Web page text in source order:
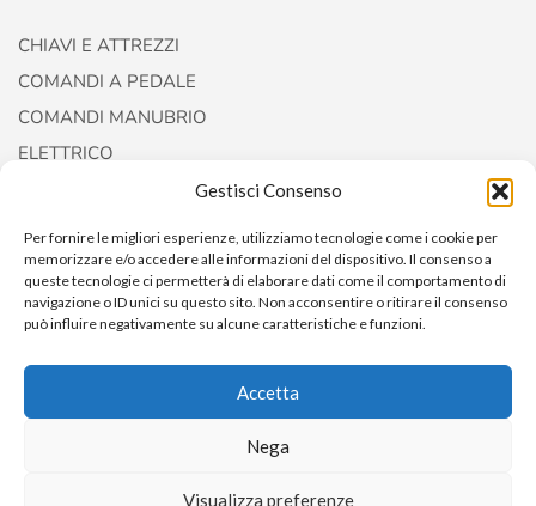
Gestisci Consenso
Per fornire le migliori esperienze, utilizziamo tecnologie come i cookie per
memorizzare e/o accedere alle informazioni del dispositivo. Il consenso a
queste tecnologie ci permetterà di elaborare dati come il comportamento di
navigazione o ID unici su questo sito. Non acconsentire o ritirare il consenso
può influire negativamente su alcune caratteristiche e funzioni.
Accetta
Nega
Visualizza preferenze
CHIAVI E ATTREZZI
COMANDI A PEDALE
COMANDI MANUBRIO
ELETTRICO
FORCELLE E AMMORTIZZATORI
Copyright © 2022AccessoriCustom